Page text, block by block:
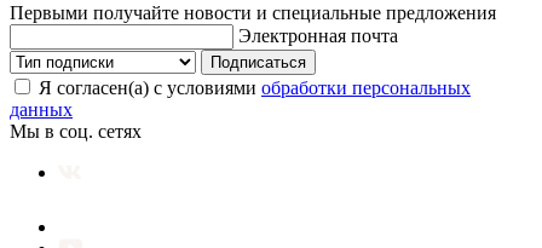
Первыми получайте новости и специальные предложения
Электронная почта
Подписаться
Я согласен(а) с условиями обработки персональных
данных
Мы в соц. сетях